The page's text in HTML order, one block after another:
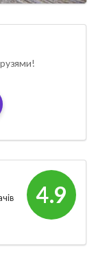
4.9